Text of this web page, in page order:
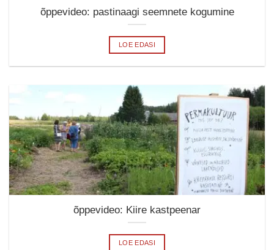
õppevideo: pastinaagi seemnete kogumine
LOE EDASI
õppevideo: Kiire kastpeenar
LOE EDASI